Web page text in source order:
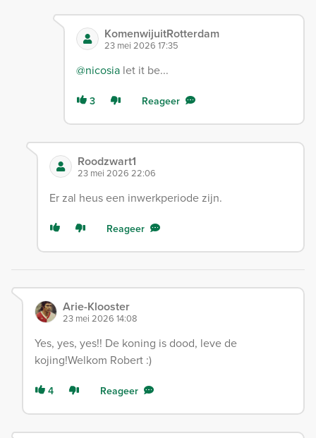
KomenwijuitRotterdam
23 mei 2026 17:35
@nicosia let it be...
3 Reageer
Roodzwart1
23 mei 2026 22:06
Er zal heus een inwerkperiode zijn.
Reageer
Arie-Klooster
23 mei 2026 14:08
Yes, yes, yes!! De koning is dood, leve de
kojing!Welkom Robert :)
4 Reageer